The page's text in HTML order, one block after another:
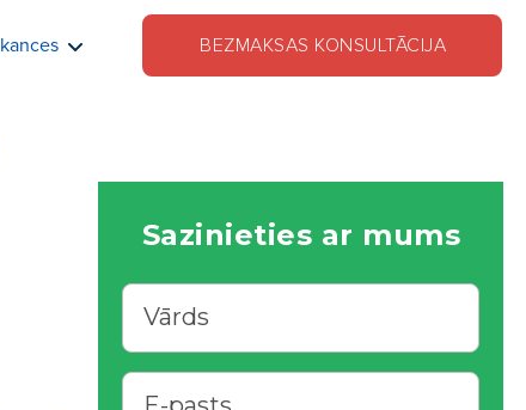
BEZMAKSAS KONSULTĀCIJA
Sazinieties ar mums